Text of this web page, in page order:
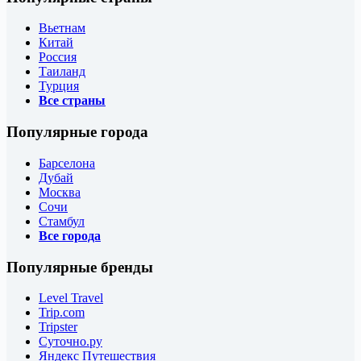
Вьетнам
Китай
Россия
Таиланд
Турция
Все страны
Популярные города
Барселона
Дубай
Москва
Сочи
Стамбул
Все города
Популярные бренды
Level Travel
Trip.com
Tripster
Суточно.ру
Яндекс Путешествия